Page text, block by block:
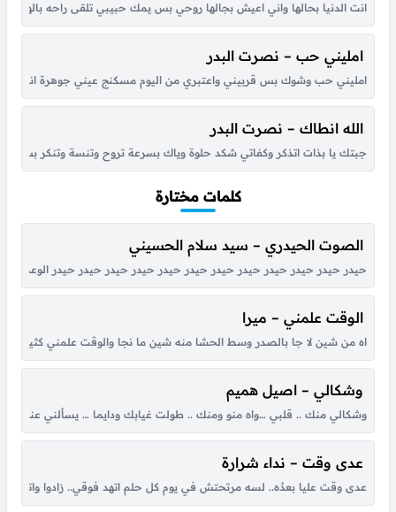
انت الدنيا بحالها واني اعيش بجالها روحي بس يمك حبيبي تلقى راحه بالها
امليني حب – نصرت البدر
امليني حب وشوك بس قربيني واعتبري من اليوم مسكنج عيني جوهرة انت
الله انطاك – نصرت البدر
جبتك يا بذات اتذكر وكفاتي شكد حلوة وياك بسرعة تروح وتنسة وتنكر بس
كلمات مختارة
الصوت الحيدري – سيد سلام الحسيني
حيدر حيدر حيدر حيدر حيدر حيدر حيدر حيدر حيدر حيدر حيدر حيدر الوعد
الوقت علمني – ميرا
اه من شين لا جا بالصدر وسط الحشا منه شين ما نجا والوقت علمني كثير
وشكالي – اصيل هميم
وشكالي منك .. قلبي …واه منو ومنك .. طولت غيابك ودايما … يسألني عنك
عدى وقت – نداء شرارة
عدى وقت عليا بعدُه.. لسه مرتحتش في يوم كل حلم اتهد فوقي.. زادوا